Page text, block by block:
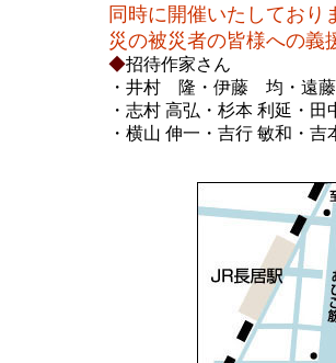
同時に開催いたしており
災の被災者の皆様への義
◆招待作家さん
・井村 隆・伊藤 均・遠
・志村 高弘・杉本 利延・
・横山 伸一・吉行 敏和・